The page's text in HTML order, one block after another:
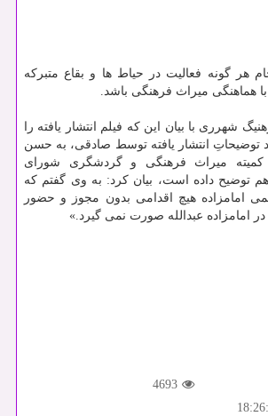
هر گونه فعالیت در حیاط ها و بقاع متبركه
با هماهنگی میراث فرهنگی باشد.
شهرری با بیان این كه فیلم انتشار یافته را
توضیحاتِ انتشار یافته توسط صادقی، به حسن
كمیته میراث فرهنگی و گردشگری شورای
توضیح داده است، بیان كرد: به وی گفتم كه
امامزاده هیچ اقدامی بدون مجوز و حضور
امامزاده عبدالله صورت نمی گیرد.»
4693